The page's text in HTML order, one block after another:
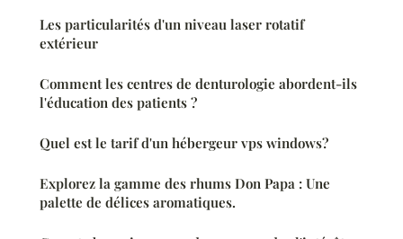
Les particularités d'un niveau laser rotatif
extérieur
Comment les centres de denturologie abordent-ils
l'éducation des patients ?
Quel est le tarif d'un hébergeur vps windows?
Explorez la gamme des rhums Don Papa : Une
palette de délices aromatiques.